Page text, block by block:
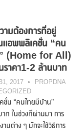
ามต้องการที่อยู่
แอพพลิเคชั่น “คน
” (Home for All)
ราคา1-2 ล้านบาท
2017
PROPDNA
ชั่น “คนไทยมีบ้าน”
ท ในช่วงที่ผ่านมา การ
นต่าง ๆ มักจะใช้วิธีการ